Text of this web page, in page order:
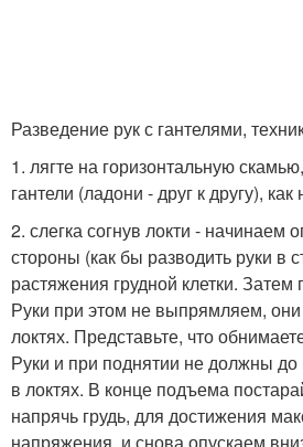
Разведение рук с гантелями,
1. лягте на горизонтальную
гантели (ладони - друг к другу), как
2. слегка согнув локти - начинаем
стороны (как бы разводить руки в
растяжения грудной клетки.
Руки при этом не выпрямляем, они
локтях. Представьте, что
Руки и при поднятии не должны
в локтях. В конце подъема
напрячь грудь, для достижения
напряжения, и снова опускаем